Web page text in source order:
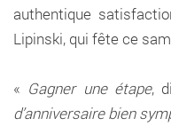
authentique
Lipinski, qui fête ce
« Gagner une étape,
d’anniversaire bien